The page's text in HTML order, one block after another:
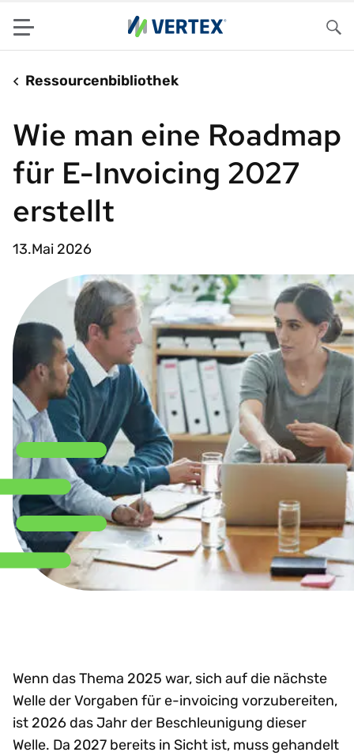
Menu
Ressourcenbibliothek
Wie man eine Roadmap
für E-Invoicing 2027
erstellt
13.Mai 2026
Wenn das Thema 2025 war, sich auf die nächste
Welle der Vorgaben für e-invoicing vorzubereiten,
ist 2026 das Jahr der Beschleunigung dieser
Welle. Da 2027 bereits in Sicht ist, muss gehandelt